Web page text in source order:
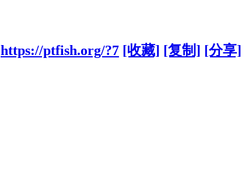
https://ptfish.org/?7 [收藏] [复制] [分享]